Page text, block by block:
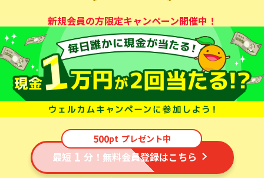
新規会員の方限定キャンペーン開催中！
500pt プレゼント中
最短 1 分！無料会員登録はこちら